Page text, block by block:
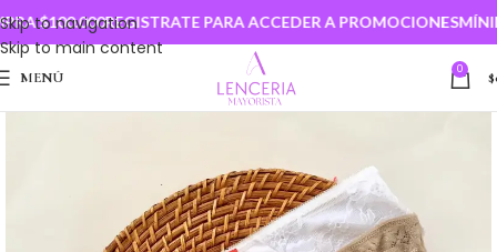
Skip to navigation
Skip to main content
$100.000REGISTRATE PARA ACCEDER A PROMOCIONES
MENÚ 0 $